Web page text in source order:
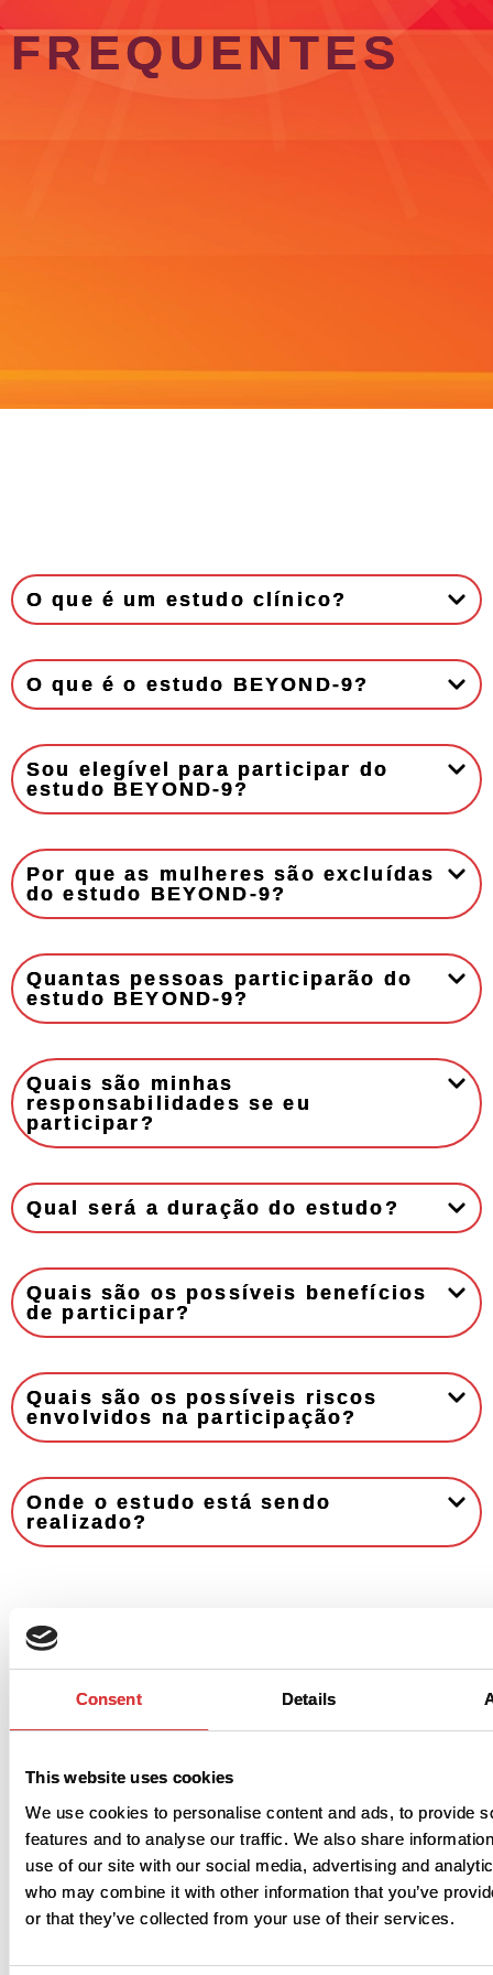
Consent Details
This website uses cookies
We use cookies to personalise content and ads, to provide
features and to analyse our traffic. We also share
use of our site with our social media, advertising and
who may combine it with other information that you’ve
or that they’ve collected from your use of their services.
FREQUENTES
O que é um estudo clínico?
O que é o estudo BEYOND-9?
Sou elegível para participar do
estudo BEYOND-9?
Por que as mulheres são excluídas
do estudo BEYOND-9?
Quantas pessoas participarão do
estudo BEYOND-9?
Quais são minhas
responsabilidades se eu
participar?
Qual será a duração do estudo?
Quais são os possíveis benefícios
de participar?
Quais são os possíveis riscos
envolvidos na participação?
Onde o estudo está sendo
realizado?
E se eu tiver